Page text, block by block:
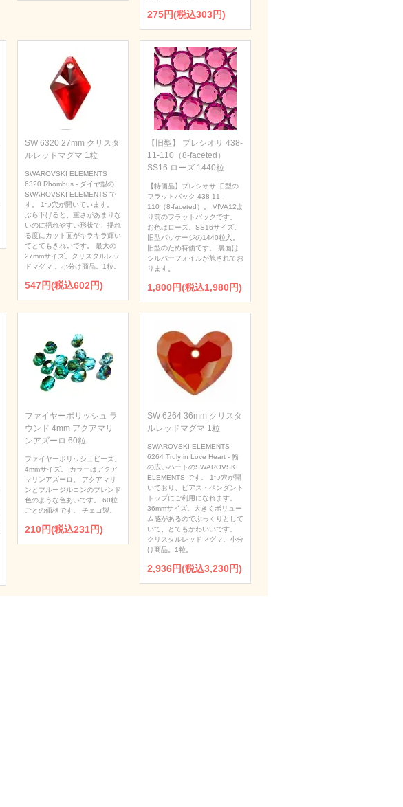
275円(税込303円)
SW 6320 27mm クリスタ
ルレッドマグマ 1粒
SWAROVSKI ELEMENTS
6320 Rhombus - ダイヤ型の
SWAROVSKI ELEMENTS で
す。 1つ穴が開いています。
ぶら下げると、重さがあまりな
いのに揺れやすい形状で、揺れ
る度にカット面がキラキラ輝い
てとてもきれいです。 最大の
27mmサイズ。クリスタルレッ
ドマグマ 。小分け商品。1粒。
547円(税込602円)
【旧型】 プレシオサ 438-
11-110（8-faceted）
SS16 ローズ 1440粒
【特価品】プレシオサ 旧型の
フラットバック 438-11-
110（8-faceted）。 VIVA12よ
り前のフラットバックです。
お色はローズ。SS16サイズ。
旧型パッケージの1440粒入。
旧型のため特価です。 裏面は
シルバーフォイルが施されてお
ります。
1,800円(税込1,980円)
ファイヤーポリッシュ ラ
ウンド 4mm アクアマリ
ンアズーロ 60粒
ファイヤーポリッシュビーズ。
4mmサイズ。 カラーはアクア
マリンアズーロ。 アクアマリ
ンとブルージルコンのブレンド
色のような色あいです。 60粒
ごとの価格です。 チェコ製。
210円(税込231円)
SW 6264 36mm クリスタ
ルレッドマグマ 1粒
SWAROVSKI ELEMENTS
6264 Truly in Love Heart - 幅
の広いハートのSWAROVSKI
ELEMENTS です。 1つ穴が開
いており、ピアス・ペンダント
トップにご利用になれます。
36mmサイズ。大きくボリュー
ム感があるのでぷっくりとして
いて、とてもかわいいです。
クリスタルレッドマグマ。小分
け商品。1粒。
2,936円(税込3,230円)